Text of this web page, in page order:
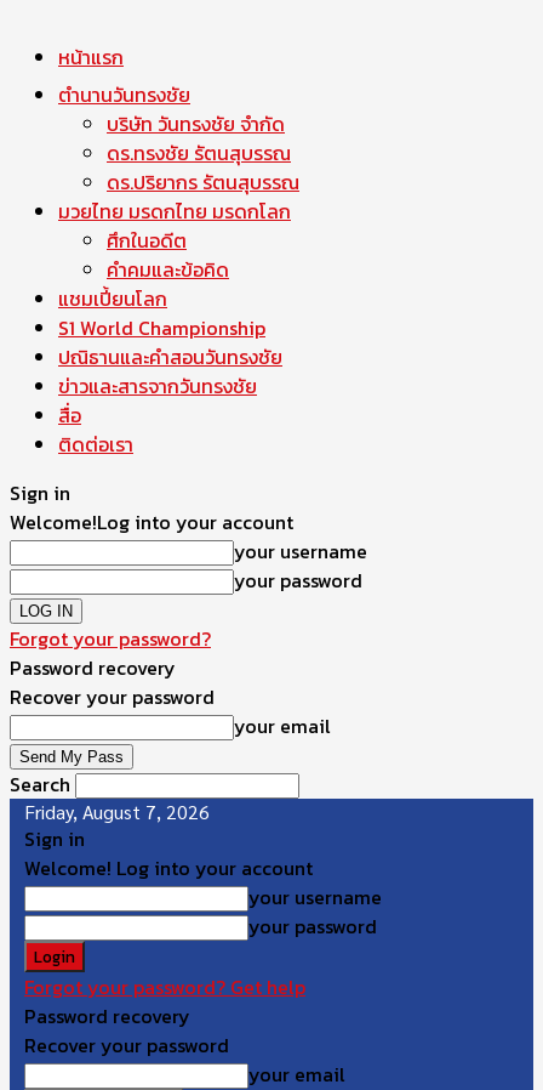
หน้าแรก
ตำนานวันทรงชัย
บริษัท วันทรงชัย จำกัด
ดร.ทรงชัย รัตนสุบรรณ
ดร.ปริยากร รัตนสุบรรณ
มวยไทย มรดกไทย มรดกโลก
ศึกในอดีต
คำคมและข้อคิด
แชมเปี้ยนโลก
S1 World Championship
ปณิธานและคำสอนวันทรงชัย
ข่าวและสารจากวันทรงชัย
สื่อ
ติดต่อเรา
Sign in
Welcome!Log into your account
your username
your password
Forgot your password?
Password recovery
Recover your password
your email
Search
Friday, August 7, 2026
Sign in
Welcome! Log into your account
your username
your password
Forgot your password? Get help
Password recovery
Recover your password
your email